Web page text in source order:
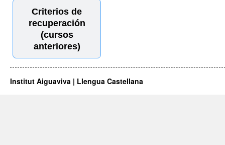
Criterios de
recuperación
(cursos
anteriores)
Institut Aiguaviva | Llengua Castellana